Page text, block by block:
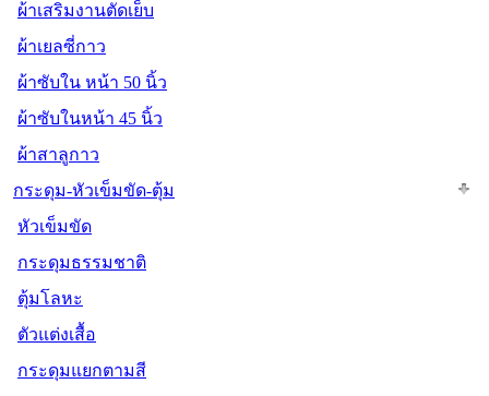
ผ้าเสริมงานตัดเย็บ
ผ้าเยลซี่กาว
ผ้าซับใน หน้า 50 นิ้ว
ผ้าซับในหน้า 45 นิ้ว
ผ้าสาลูกาว
กระดุม-หัวเข็มขัด-ตุ้ม
หัวเข็มขัด
กระดุมธรรมชาติ
ตุ้มโลหะ
ตัวแต่งเสื้อ
กระดุมแยกตามสี